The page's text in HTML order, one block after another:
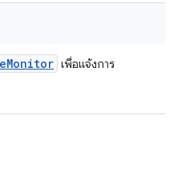
Monitor เพื่อแจ้งการ